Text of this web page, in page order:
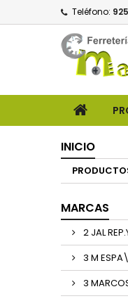
Teléfono:
INICIO
MARCAS
2 JAL
3 M
3